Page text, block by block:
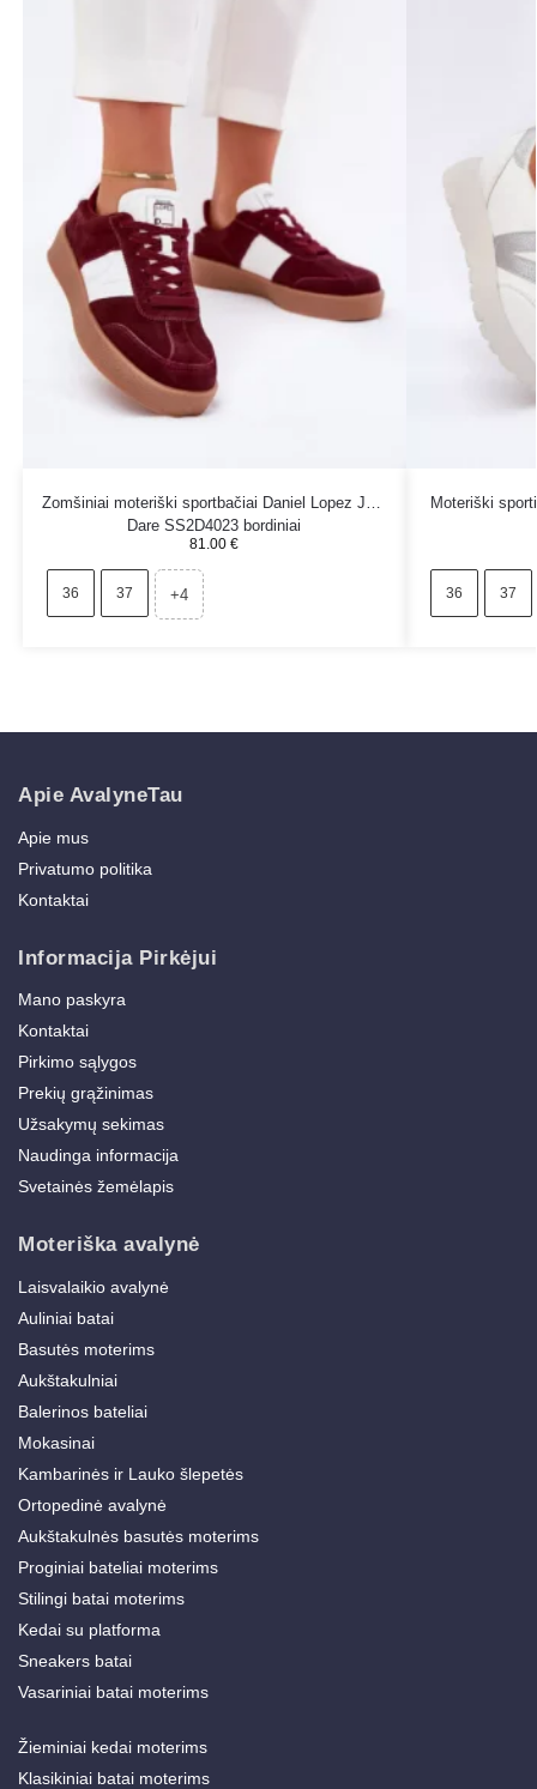
Zomšiniai moteriški sportbačiai Daniel Lopez Just
Dare SS2D4023 bordiniai
81.00€
36 37 +4
Moteriški
36 37
Apie AvalyneTau
Apie mus
Privatumo politika
Kontaktai
Informacija Pirkėjui
Mano paskyra
Kontaktai
Pirkimo sąlygos
Prekių grąžinimas
Užsakymų sekimas
Naudinga informacija
Svetainės žemėlapis
Moteriška avalynė
Laisvalaikio avalynė
Auliniai batai
Basutės moterims
Aukštakulniai
Balerinos bateliai
Mokasinai
Kambarinės ir Lauko šlepetės
Ortopedinė avalynė
Aukštakulnės basutės moterims
Proginiai bateliai moterims
Stilingi batai moterims
Kedai su platforma
Sneakers batai
Vasariniai batai moterims
Žieminiai kedai moterims
Klasikiniai batai moterims